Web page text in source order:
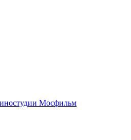
Мосфильм